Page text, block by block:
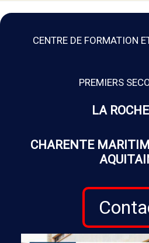
CENTRE DE FORMATION
PREMIERS
LA
CHARENTE